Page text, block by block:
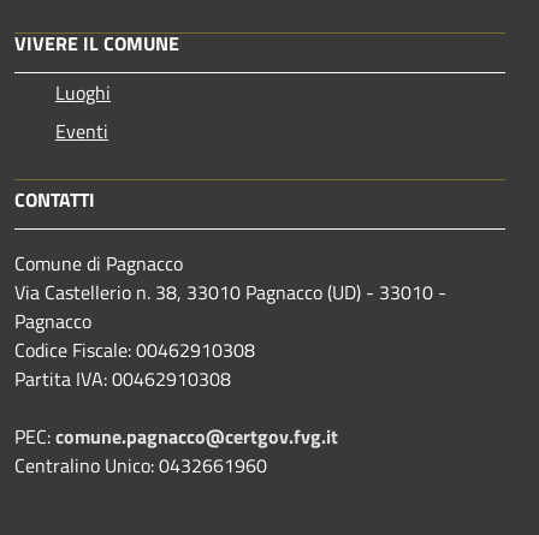
VIVERE IL COMUNE
Luoghi
Eventi
CONTATTI
Comune di Pagnacco
Via Castellerio n. 38, 33010 Pagnacco (UD) - 33010 -
Pagnacco
Codice Fiscale: 00462910308
Partita IVA: 00462910308
PEC:comune.pagnacco@certgov.fvg.it
Centralino Unico: 0432661960